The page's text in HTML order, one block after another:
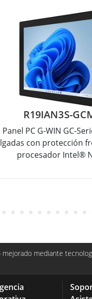
R19IAN3S-
Panel PC G-WIN GC-
con protección
procesador Intel®
mediante